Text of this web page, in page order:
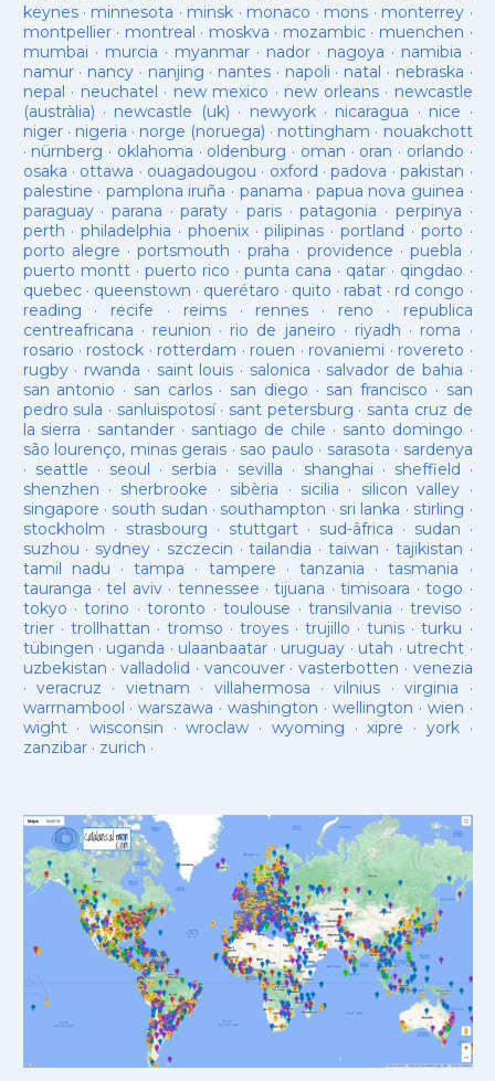
keynes· minnesota · minsk · monaco · mons · monterrey ·
montpellier· montreal · moskva · mozambic· muenchen ·
mumbai · murcia · myanmar· nador · nagoya · namibia ·
namur· nancy · nanjing · nantes · napoli · natal · nebraska ·
nepal · neuchatel · new mexico · new orleans· newcastle
(austràlia) · newcastle (uk) · newyork· nicaragua · nice ·
niger· nigeria · norge (noruega) · nottingham · nouakchott
· nürnberg · oklahoma · oldenburg · oman · oran · orlando ·
osaka · ottawa · ouagadougou · oxford ·padova ·pakistan ·
palestine · pamplona iruña · panama · papua nova guinea ·
paraguay· parana ·paraty · paris·patagonia · perpinya ·
perth ·philadelphia · phoenix·pilipinas ·portland · porto ·
porto alegre ·portsmouth ·praha · providence ·puebla ·
puerto montt· puerto rico ·punta cana · qatar · qingdao ·
quebec· queenstown · querétaro · quito · rabat · rd congo ·
reading · recife · reims· rennes · reno · republica
centreafricana · reunion · rio de janeiro · riyadh · roma ·
rosario · rostock · rotterdam · rouen · rovaniemi · rovereto ·
rugby· rwanda · saint louis · salonica · salvador de bahia ·
san antonio · san carlos· san diego · san francisco · san
pedro sula · sanluispotosí· sant petersburg · santa cruz de
la sierra · santander · santiago de chile · santo domingo ·
são lourenço, minas gerais · sao paulo · sarasota · sardenya
· seattle · seoul · serbia · sevilla · shanghai · sheffield ·
shenzhen · sherbrooke · sibèria · sicilia · silicon valley ·
singapore · south sudan · southampton · sri lanka · stirling ·
stockholm · strasbourg · stuttgart· sud-âfrica · sudan ·
suzhou · sydney · szczecin ·tailandia ·taiwan · tajikistan ·
tamil nadu ·tampa · tampere · tanzania ·tasmania ·
tauranga ·tel aviv· tennessee ·tijuana ·timisoara ·togo ·
tokyo ·torino ·toronto ·toulouse ·transilvania ·treviso ·
trier· trollhattan · tromso · troyes·trujillo ·tunis ·turku ·
tübingen · uganda · ulaanbaatar · uruguay · utah · utrecht ·
uzbekistan · valladolid · vancouver· vasterbotten · venezia
· veracruz · vietnam · villahermosa ·vilnius ·virginia ·
warrnambool ·warszawa ·washington · wellington · wien ·
wight· wisconsin ·wroclaw · wyoming ·xipre · york·
zanzibar· zurich ·